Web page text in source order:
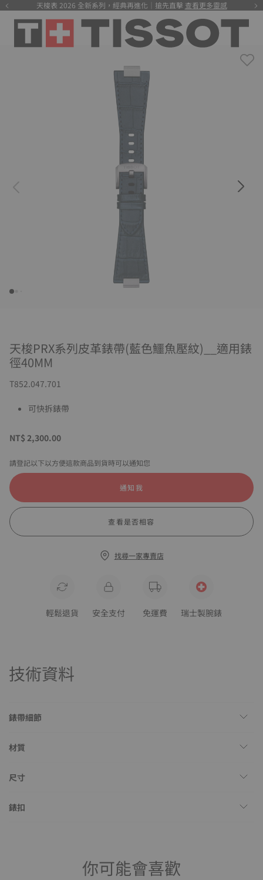
天梭表 2026 全新系列，經典再進化｜搶先直擊 查看更多靈感
天梭PRX系列皮革錶帶(藍色鱷魚壓紋)__適用錶
徑40MM
T852.047.701
可快拆錶帶
NT$ 2,300.00
請登記以下以方便這款商品到貨時可以通知您
通知我
查看是否相容
找尋一家專賣店
輕鬆退貨 安全支付 免運費 瑞士製腕錶
技術資料
錶帶細節
材質
尺寸
錶扣
你可能會喜歡